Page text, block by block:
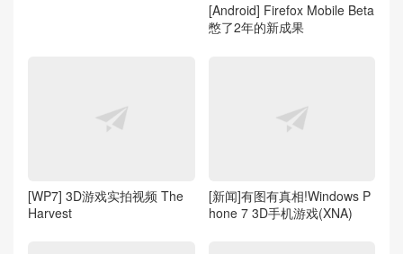
[Android] Firefox Mobile Beta
憋了2年的新成果
[WP7] 3D游戏实拍视频 The
Harvest
[新闻]有图有真相!Windows P
hone 7 3D手机游戏(XNA)